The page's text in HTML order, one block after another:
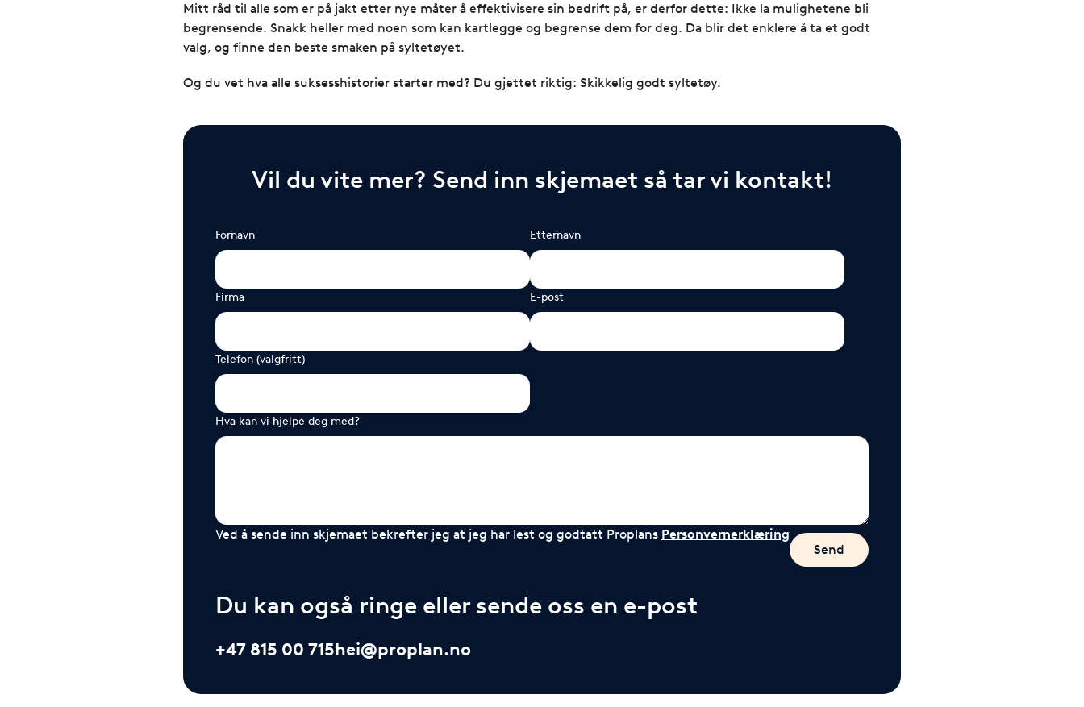
Mitt råd til alle som er på jakt etter nye måter å effektivisere sin bedrift på, er derfor dette: Ikke la mulighetene bli
begrensende. Snakk heller med noen som kan kartlegge og begrense dem for deg. Da blir det enklere å ta et godt
valg, og finne den beste smaken på syltetøyet.
Og du vet hva alle suksesshistorier starter med? Du gjettet riktig: Skikkelig godt syltetøy.
Vil du vite mer? Send inn skjemaet så tar vi kontakt!
Fornavn Etternavn
Firma E-post
Telefon (valgfritt)
Hva kan vi hjelpe deg med?
Ved å sende inn skjemaet bekrefter jeg at jeg har lest og godtatt Proplans Personvernerklæring
Send
Du kan også ringe eller sende oss en e-post
+47 815 00 715hei@proplan.no